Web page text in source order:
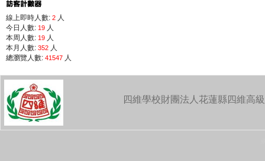
線上即時人數: 2 人
今日人數: 19 人
本周人數: 19 人
本月人數: 352 人
總瀏覽人數: 41547 人
四維學校財團法人花蓮縣四維高